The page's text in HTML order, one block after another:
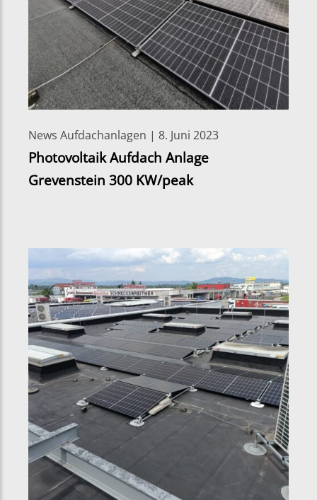
News Aufdachanlagen | 8. Juni 2023
Photovoltaik Aufdach Anlage
Grevenstein 300 KW/peak